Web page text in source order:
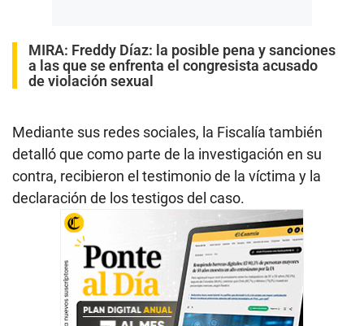
MIRA: Freddy Díaz: la posible pena y sanciones
a las que se enfrenta el congresista acusado
de violación sexual
Mediante sus redes sociales, la Fiscalía también
detalló que como parte de la investigación en su
contra, recibieron el testimonio de la víctima y la
declaración de los testigos del caso.